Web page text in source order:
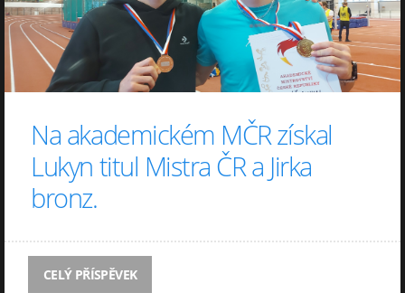
Na akademickém MČR získal
Lukyn titul Mistra ČR a Jirka
bronz.
CELÝ PŘÍSPĚVEK